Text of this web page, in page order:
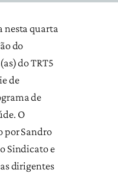
nesta quarta
do
do TRT5
de
de
O
por Sandro
Sindicato e
dirigentes